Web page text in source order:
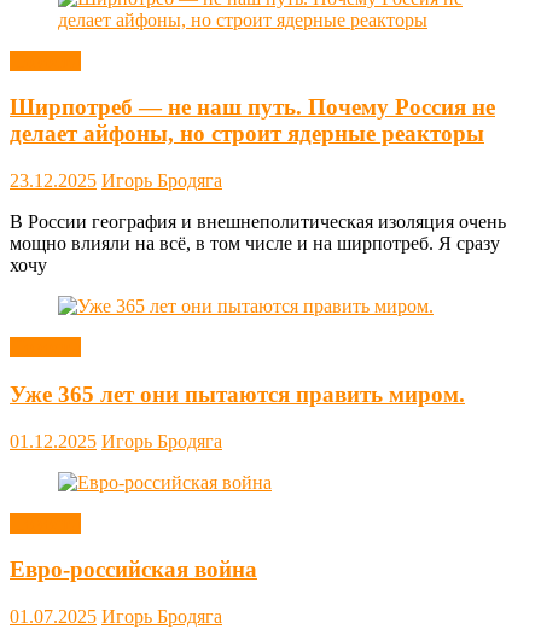
Ширпотреб — не наш путь. Почему Россия не
делает айфоны, но строит ядерные реакторы
23.12.2025 Игорь Бродяга
В России география и внешнеполитическая изоляция очень
мощно влияли на всё, в том числе и на ширпотреб. Я сразу
хочу
Уже 365 лет они пытаются править миром.
01.12.2025 Игорь Бродяга
Евро-российская война
01.07.2025 Игорь Бродяга